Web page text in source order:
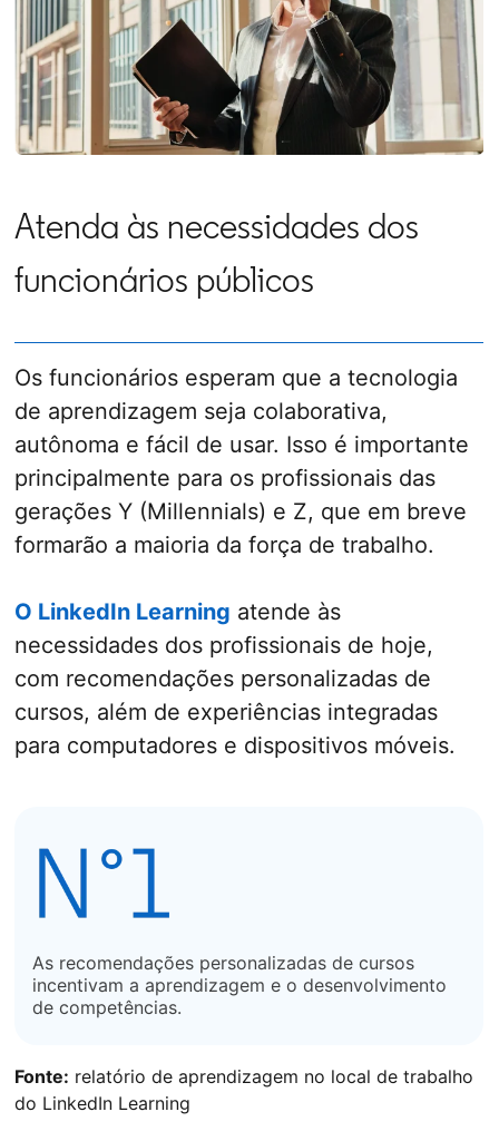
Atenda às necessidades dos
funcionários públicos
Os funcionários esperam que a tecnologia
de aprendizagem seja colaborativa,
autônoma e fácil de usar. Isso é importante
principalmente para os profissionais das
gerações Y (Millennials) e Z, que em breve
formarão a maioria da força de trabalho.
O LinkedIn Learning atende às
necessidades dos profissionais de hoje,
com recomendações personalizadas de
cursos, além de experiências integradas
para computadores e dispositivos móveis.
As recomendações personalizadas de cursos
incentivam a aprendizagem e o desenvolvimento
de competências.
Fonte: relatório de aprendizagem no local de trabalho
do LinkedIn Learning